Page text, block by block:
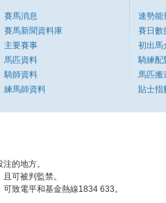
賽馬消息
賽馬新聞資料庫
主要賽事
馬匹資料
騎師資料
練馬師資料
速勢能
賽日數
初出馬
騎練配
馬匹搬
貼士指
的地方。
可被判監禁。
致電平和基金熱線1834 633。